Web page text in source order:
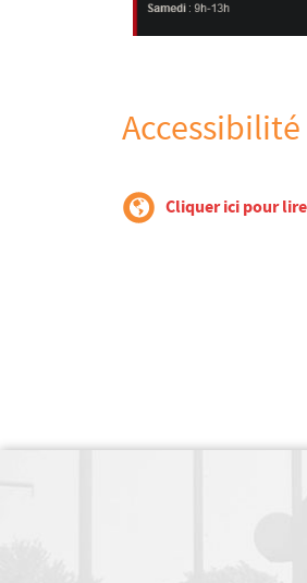
Accessibilité
Cliquer ici pour